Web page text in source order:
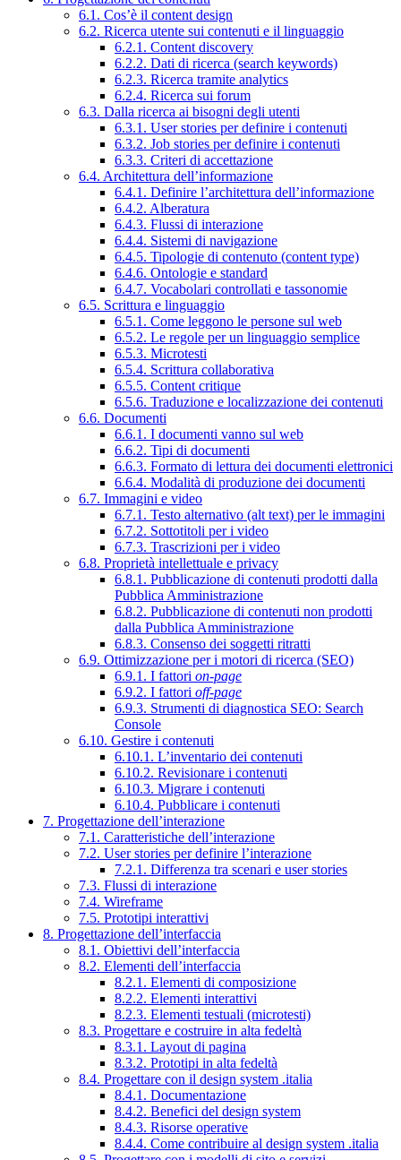
6.1. Cos’è il content design
6.2. Ricerca utente sui contenuti e il linguaggio
6.2.1. Content discovery
6.2.2. Dati di ricerca (search keywords)
6.2.3. Ricerca tramite analytics
6.2.4. Ricerca sui forum
6.3. Dalla ricerca ai bisogni degli utenti
6.3.1. User stories per definire i contenuti
6.3.2. Job stories per definire i contenuti
6.3.3. Criteri di accettazione
6.4. Architettura dell’informazione
6.4.1. Definire l’architettura dell’informazione
6.4.2. Alberatura
6.4.3. Flussi di interazione
6.4.4. Sistemi di navigazione
6.4.5. Tipologie di contenuto (content type)
6.4.6. Ontologie e standard
6.4.7. Vocabolari controllati e tassonomie
6.5. Scrittura e linguaggio
6.5.1. Come leggono le persone sul web
6.5.2. Le regole per un linguaggio semplice
6.5.3. Microtesti
6.5.4. Scrittura collaborativa
6.5.5. Content critique
6.5.6. Traduzione e localizzazione dei contenuti
6.6. Documenti
6.6.1. I documenti vanno sul web
6.6.2. Tipi di documenti
6.6.3. Formato di lettura dei documenti elettronici
6.6.4. Modalità di produzione dei documenti
6.7. Immagini e video
6.7.1. Testo alternativo (alt text) per le immagini
6.7.2. Sottotitoli per i video
6.7.3. Trascrizioni per i video
6.8. Proprietà intellettuale e privacy
6.8.1. Pubblicazione di contenuti prodotti dalla
Pubblica Amministrazione
6.8.2. Pubblicazione di contenuti non prodotti
dalla Pubblica Amministrazione
6.8.3. Consenso dei soggetti ritratti
6.9. Ottimizzazione per i motori di ricerca (SEO)
6.9.1. I fattori on-page
6.9.2. I fattori off-page
6.9.3. Strumenti di diagnostica SEO: Search
Console
6.10. Gestire i contenuti
6.10.1. L’inventario dei contenuti
6.10.2. Revisionare i contenuti
6.10.3. Migrare i contenuti
6.10.4. Pubblicare i contenuti
7. Progettazione dell’interazione
7.1. Caratteristiche dell’interazione
7.2. User stories per definire l’interazione
7.2.1. Differenza tra scenari e user stories
7.3. Flussi di interazione
7.4. Wireframe
7.5. Prototipi interattivi
8. Progettazione dell’interfaccia
8.1. Obiettivi dell’interfaccia
8.2. Elementi dell’interfaccia
8.2.1. Elementi di composizione
8.2.2. Elementi interattivi
8.2.3. Elementi testuali (microtesti)
8.3. Progettare e costruire in alta fedeltà
8.3.1. Layout di pagina
8.3.2. Prototipi in alta fedeltà
8.4. Progettare con il design system .italia
8.4.1. Documentazione
8.4.2. Benefici del design system
8.4.3. Risorse operative
8.4.4. Come contribuire al design system .italia